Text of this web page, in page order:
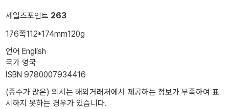
세일즈포인트 263
176쪽112*174mm120g
언어 English
국가 영국
ISBN 9780007934416
(종수가 많은) 외서는 해외거래처에서 제공하는 정보가 부족하여 표
시하지 못하는 경우가 있습니다.